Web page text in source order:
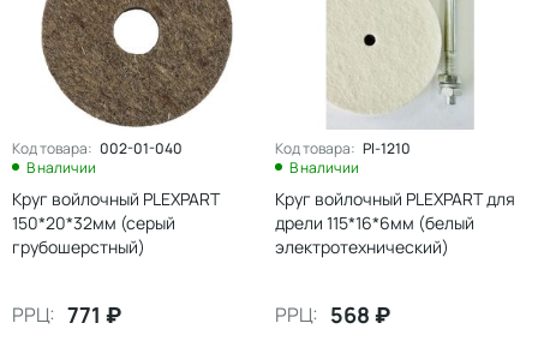
Код товара: 002-01-040
В наличии
Круг войлочный PLEXPART
150*20*32мм (серый
грубошерстный)
РРЦ: 771 ₽
Код товара: Pl-1210
В наличии
Круг войлочный PLEXPART для
дрели 115*16*6мм (белый
электротехнический)
РРЦ: 568 ₽